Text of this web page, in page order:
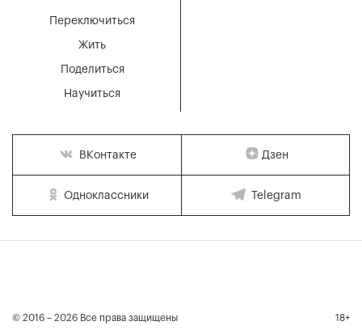
Переключиться
Жить
Поделиться
Научиться
ВКонтакте Дзен
Одноклассники Telegram
© 2016 – 2026 Все права защищены 18+